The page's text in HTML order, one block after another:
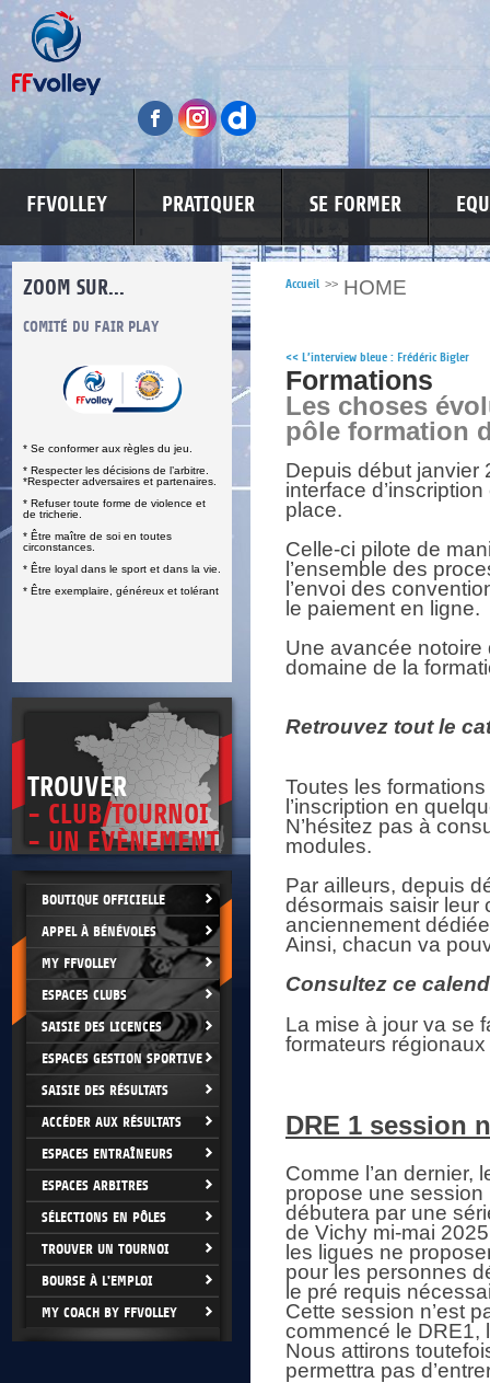
FFVOLLEY PRATIQUER SE FORMER
ZOOM SUR...
COMITÉ DU FAIR PLAY
* Se conformer aux règles du jeu.
* Respecter les décisions de l’arbitre.
*Respecter adversaires et partenaires.
* Refuser toute forme de violence et
de tricherie.
* Être maître de soi en toutes
circonstances.
* Être loyal dans le sport et dans la vie.
* Être exemplaire, généreux et tolérant
LUTTE CONTRE LES VIOLENCES
TROUVER
- CLUB/TOURNOI
- UN EVÈNEMENT
BOUTIQUE OFFICIELLE
APPEL À BÉNÉVOLES
MY FFVOLLEY
ESPACES CLUBS
SAISIE DES LICENCES
ESPACES GESTION SPORTIVE
SAISIE DES RÉSULTATS
ACCÉDER AUX RÉSULTATS
ESPACES ENTRAÎNEURS
ESPACES ARBITRES
SÉLECTIONS EN PÔLES
TROUVER UN TOURNOI
BOURSE À L'EMPLOI
MY COACH BY FFVOLLEY
Accueil >> HOME
<< L’interview bleue : Frédéric Bigler
Formations
Les choses
pôle formation
Depuis début janvier
interface
place.
Celle-ci pilote de
l’ensemble des
l’envoi des
le paiement en ligne.
Une avancée notoire
domaine de la
Retrouvez tout le
Toutes les
l’inscription en
N’hésitez pas à
modules.
Par ailleurs, depuis
désormais saisir leur
anciennement
Ainsi, chacun va
Consultez ce
La mise à jour va se
formateurs
DRE 1 session
Comme l’an dernier,
propose une
débutera par une
de Vichy mi-mai
les ligues ne
pour les personnes
le pré requis
Cette session n’est
commencé le DRE1,
Nous attirons
permettra pas